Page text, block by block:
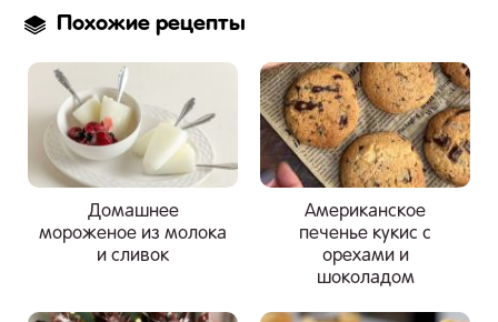
Похожие рецепты
Домашнее
мороженое из молока
и сливок
Американское
печенье кукис с
орехами и
шоколадом